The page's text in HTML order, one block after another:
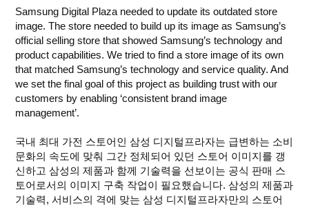
Samsung Digital Plaza needed to update its outdated store
image. The store needed to build up its image as Samsung’s
official selling store that showed Samsung’s technology and
product capabilities. We tried to find a store image of its own
that matched Samsung’s technology and service quality. And
we set the final goal of this project as building trust with our
customers by enabling ‘consistent brand image
management’.
국내 최대 가전 스토어인 삼성 디지털프라자는 급변하는 소비
문화의 속도에 맞춰 그간 정체되어 있던 스토어 이미지를 갱
신하고 삼성의 제품과 함께 기술력을 선보이는 공식 판매 스
토어로서의 이미지 구축 작업이 필요했습니다. 삼성의 제품과
기술력, 서비스의 격에 맞는 삼성 디지털프라자만의 스토어